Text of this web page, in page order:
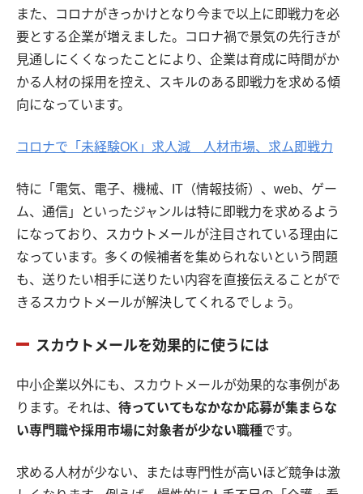
また、コロナがきっかけとなり今まで以上に即戦力を必
要とする企業が増えました。コロナ禍で景気の先行きが
見通しにくくなったことにより、企業は育成に時間がか
かる人材の採用を控え、スキルのある即戦力を求める傾
向になっています。
コロナで「未経験OK」求人減 人材市場、求ム即戦力
特に「電気、電子、機械、IT（情報技術）、web、ゲー
ム、通信」といったジャンルは特に即戦力を求めるよう
になっており、スカウトメールが注目されている理由に
なっています。多くの候補者を集められないという問題
も、送りたい相手に送りたい内容を直接伝えることがで
きるスカウトメールが解決してくれるでしょう。
スカウトメールを効果的に使うには
中小企業以外にも、スカウトメールが効果的な事例があ
ります。それは、 待っていてもなかなか応募が集まらな
い専門職や採用市場に対象者が少ない職種です。
求める人材が少ない、または専門性が高いほど競争は激